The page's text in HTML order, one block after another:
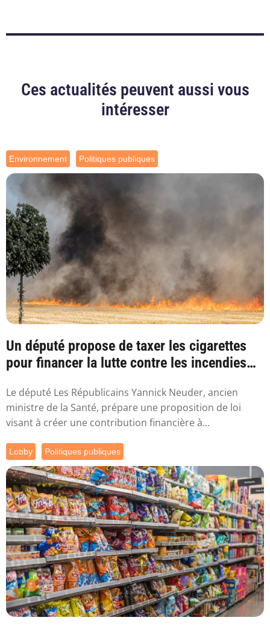
Ces actualités peuvent aussi vous
intéresser
Environnement Politiques publiques
Un député propose de taxer les cigarettes
pour financer la lutte contre les incendies
Le député Les Républicains Yannick Neuder, ancien
ministre de la Santé, prépare une proposition de loi
visant à créer une contribution financière à...
Lobby Politiques publiques